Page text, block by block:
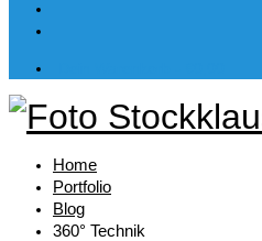
Home
Portfolio
Blog
360° Technik